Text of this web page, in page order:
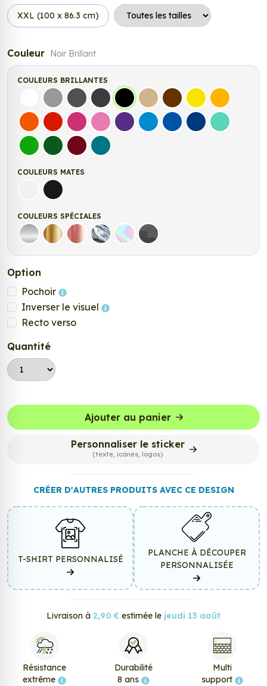
XXL (100 x 86.3 cm)
Couleur Noir Brillant
COULEURS BRILLANTES
Blanc Gris Gris FoncéGris Anthracite
Noir Beige Marron Jaune ClairJaune
OrangeRouge FuchsiaRose Violet Bleu clairBleu MoyenBleu FoncéBleu Vert
Vert clairVert FoncéBordeauxTurquoise
COULEURS MATES
Blanc matNoir mat
COULEURS SPÉCIALES
Argent Or Rose Gold
ChromeHolographique
Carbone Noir
Option
Pochoir
Inverser le visuel
Recto verso
Quantité
Ajouter au panier
Personnaliser le sticker
(texte, icônes, logos)
CRÉER D'AUTRES PRODUITS AVEC CE DESIGN
T-SHIRT PERSONNALISÉ
PLANCHE À DÉCOUPER
PERSONNALISÉE
Livraison à 2,90 € estimée le jeudi 13 août
Résistance
extrême
Durabilité
8 ans
Multi
support